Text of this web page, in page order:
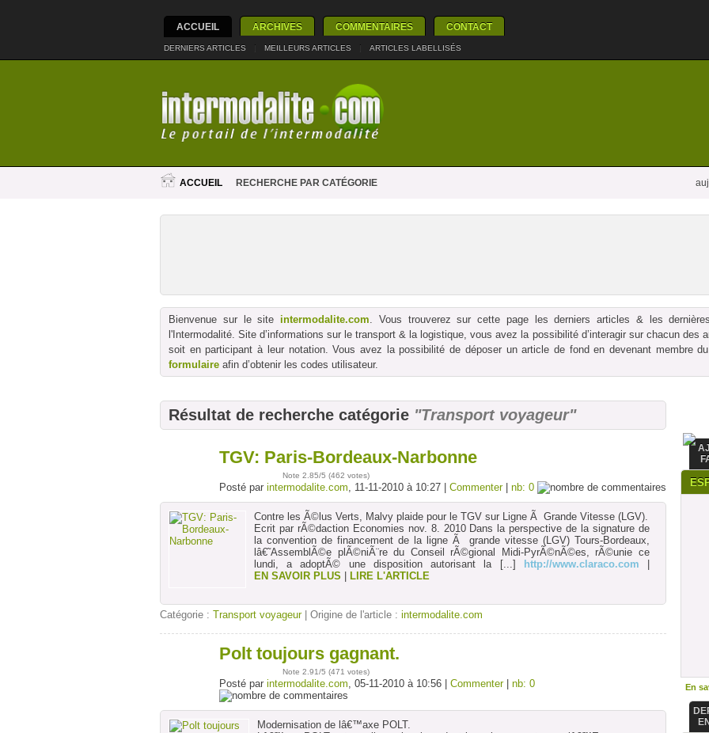
ACCUEIL ARCHIVES COMMENTAIRES CONTACT
DERNIERS ARTICLES | MEILLEURS ARTICLES | ARTICLES LABELLISÉS
ACCUEIL RECHERCHE PAR CATÉGORIE
Bienvenue sur le site intermodalite.com. Vous trouverez sur cette page les derniers articles & les
l'Intermodalité. Site d’informations sur le transport & la logistique, vous avez la possibilité d’interagir sur chacun des
soit en participant à leur notation. Vous avez la possibilité de déposer un article de fond en devenant membre
formulaire afin d’obtenir les codes utilisateur.
Résultat de recherche catégorie "Transport voyageur"
TGV: Paris-Bordeaux-Narbonne
Note 2.85/5 (462 votes)
Posté par intermodalite.com, 11-11-2010 à 10:27 | Commenter| nb: 0
Contre les Ã©lus Verts, Malvy plaide pour le TGV sur Ligne Ã Grande Vitesse (LGV).
Ecrit par rÃ©daction Economies nov. 8. 2010 Dans la perspective de la signature de
la convention de financement de la ligne Ã grande vitesse (LGV) Tours-Bordeaux,
lâ€˜AssemblÃ©e plÃ©niÃ¨re du Conseil rÃ©gional Midi-PyrÃ©nÃ©es, rÃ©unie ce
lundi, a adoptÃ© une disposition autorisant la[...] http://www.claraco.com
EN SAVOIR PLUS
LIRE L'ARTICLE
Catégorie : Transport voyageur| Origine de l'article : intermodalite.com
Polt toujours gagnant.
Note 2.91/5 (471 votes)
Posté par intermodalite.com, 05-11-2010 à 10:56 | Commenter| nb: 0
Modernisation de lâ€™axe POLT.
En